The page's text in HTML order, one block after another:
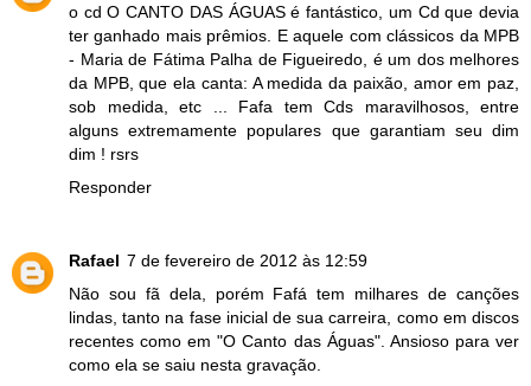
o cd O CANTO DAS ÁGUAS é fantástico, um Cd que devia
ter ganhado mais prêmios. E aquele com clássicos da MPB
- Maria de Fátima Palha de Figueiredo, é um dos melhores
da MPB, que ela canta: A medida da paixão, amor em paz,
sob medida, etc ... Fafa tem Cds maravilhosos, entre
alguns extremamente populares que garantiam seu dim
dim ! rsrs
Responder
Rafael 7 de fevereiro de 2012 às 12:59
Não sou fã dela, porém Fafá tem milhares de canções
lindas, tanto na fase inicial de sua carreira, como em discos
recentes como em "O Canto das Águas". Ansioso para ver
como ela se saiu nesta gravação.